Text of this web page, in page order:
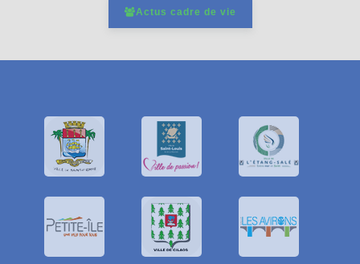
Actus cadre de vie